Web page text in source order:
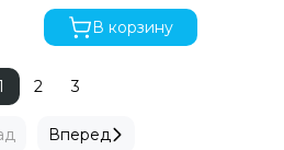
В корзину
2 3
Вперед